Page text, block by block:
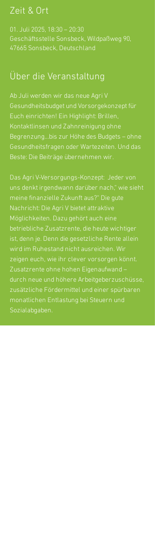
Zeit & Ort
01. Juli 2025, 18:30 – 20:30
Geschäftsstelle Sonsbeck, Wildpaßweg 90,
47665 Sonsbeck, Deutschland
Über die Veranstaltung
Ab Juli werden wir das neue Agri V
Gesundheitsbudget und Vorsorgekonzept für
Euch einrichten! Ein Highlight: Brillen,
Kontaktlinsen und Zahnreinigung ohne
Begrenzung…bis zur Höhe des Budgets – ohne
Gesundheitsfragen oder Wartezeiten. Und das
Beste: Die Beiträge übernehmen wir.
Das Agri V-Versorgungs-Konzept:  Jeder von
uns denkt irgendwann darüber nach,“ wie sieht
meine finanzielle Zukunft aus?“ Die gute
Nachricht: Die Agri V bietet attraktive
Möglichkeiten. Dazu gehört auch eine
betriebliche Zusatzrente, die heute wichtiger
ist, denn je. Denn die gesetzliche Rente allein
wird im Ruhestand nicht ausreichen. Wir
zeigen euch, wie ihr clever vorsorgen könnt.
Zusatzrente ohne hohen Eigenaufwand –
durch neue und höhere Arbeitgeberzuschüsse,
zusätzliche Fördermittel und einer spürbaren
monatlichen Entlastung bei Steuern und
Sozialabgaben.